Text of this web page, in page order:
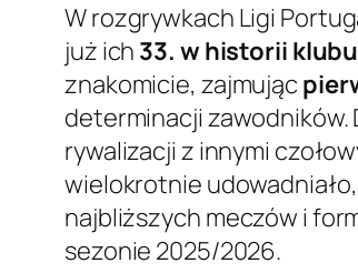
W rozgrywkach Ligi
już ich 33. w historii klubu
znakomicie, zajmując
determinacji zawodników.
rywalizacji z innymi
wielokrotnie
najbliższych meczów i
sezonie 2025/2026.